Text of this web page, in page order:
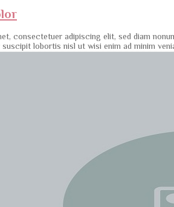
consectetuer adipiscing elit, sed diam
lobortis nisl ut wisi enim ad minim